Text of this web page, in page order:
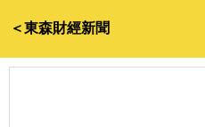
＜東森財經新聞